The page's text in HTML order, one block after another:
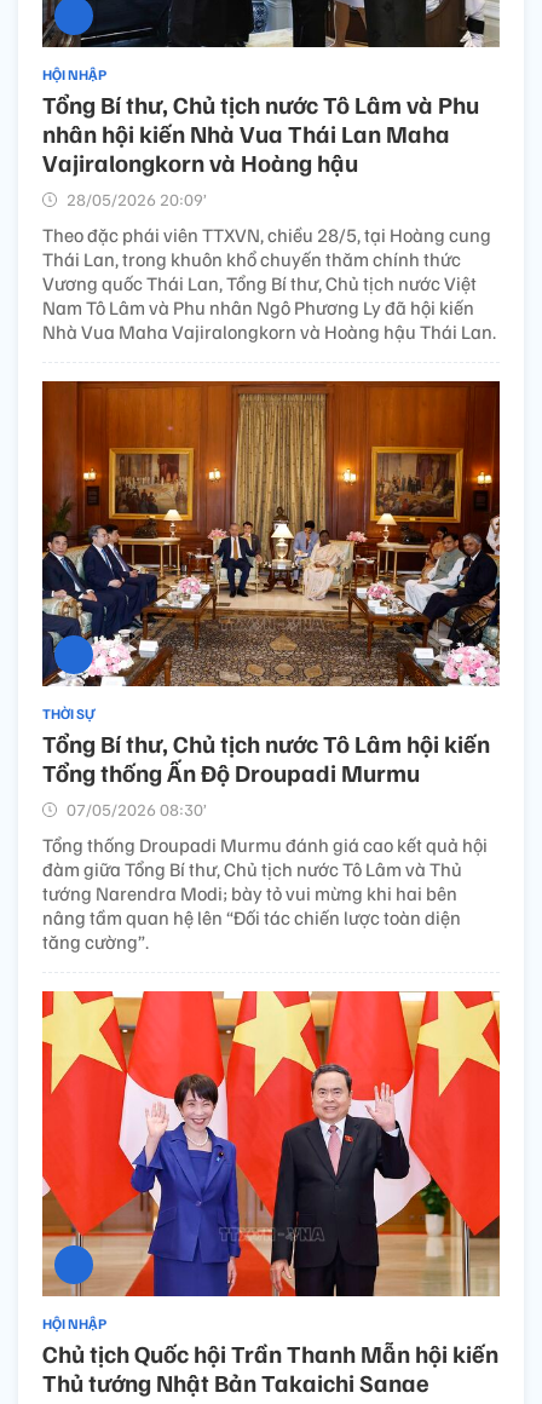
HỘI NHẬP
Tổng Bí thư, Chủ tịch nước Tô Lâm và Phu
nhân hội kiến Nhà Vua Thái Lan Maha
Vajiralongkorn và Hoàng hậu
28/05/2026 20:09’
Theo đặc phái viên TTXVN, chiều 28/5, tại Hoàng cung
Thái Lan, trong khuôn khổ chuyến thăm chính thức
Vương quốc Thái Lan, Tổng Bí thư, Chủ tịch nước Việt
Nam Tô Lâm và Phu nhân Ngô Phương Ly đã hội kiến
Nhà Vua Maha Vajiralongkorn và Hoàng hậu Thái Lan.
THỜI SỰ
Tổng Bí thư, Chủ tịch nước Tô Lâm hội kiến
Tổng thống Ấn Độ Droupadi Murmu
07/05/2026 08:30’
Tổng thống Droupadi Murmu đánh giá cao kết quả hội
đàm giữa Tổng Bí thư, Chủ tịch nước Tô Lâm và Thủ
tướng Narendra Modi; bày tỏ vui mừng khi hai bên
nâng tầm quan hệ lên “Đối tác chiến lược toàn diện
tăng cường”.
HỘI NHẬP
Chủ tịch Quốc hội Trần Thanh Mẫn hội kiến
Thủ tướng Nhật Bản Takaichi Sanae